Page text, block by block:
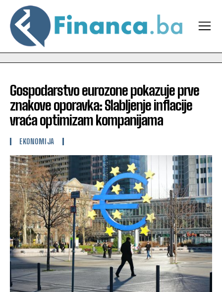
Gospodarstvo eurozone pokazuje prve
znakove oporavka: Slabljenje inflacije
vraća optimizam kompanijama
EKONOMIJA